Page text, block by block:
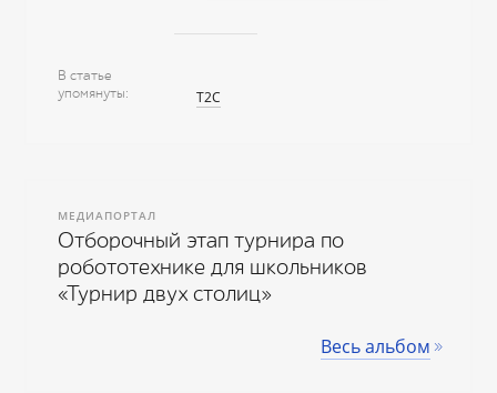
В статье
упомянуты
Т2С
МЕДИАПОРТАЛ
Отборочный этап турнира по
робототехнике для школьников
«Турнир двух столиц»
Весь альбом